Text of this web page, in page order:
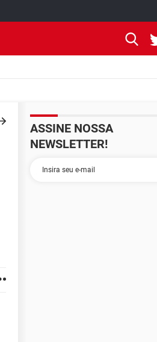
ASSINE NOSSA
NEWSLETTER!